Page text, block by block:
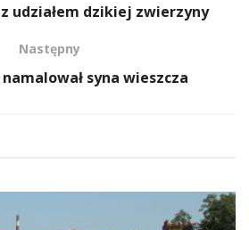
udziałem dzikiej zwierzyny
Następny
syna wieszcza